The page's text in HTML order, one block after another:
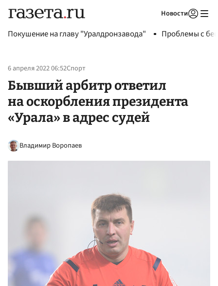
Новости
Покушение на главу "Уралдронзавода" Проблемы с
6 апреля 2022 06:52Спорт
Бывший арбитр ответил
на оскорбления президента
«Урала» в адрес судей
Владимир Воропаев